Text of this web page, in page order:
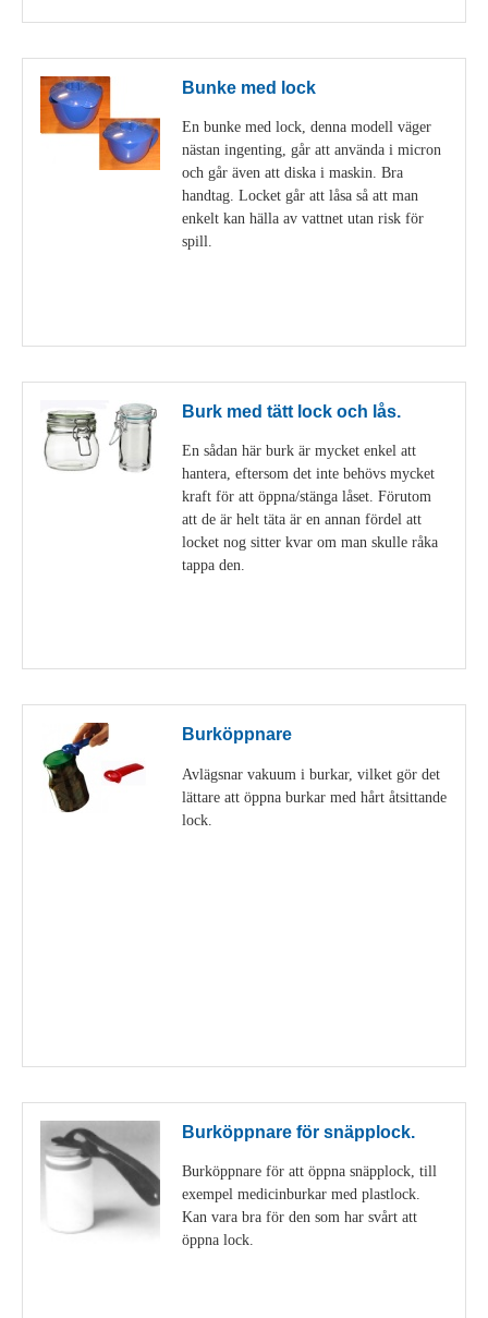
Bunke med lock
En bunke med lock, denna modell väger
nästan ingenting, går att använda i micron
och går även att diska i maskin. Bra
handtag. Locket går att låsa så att man
enkelt kan hälla av vattnet utan risk för
spill.
Burk med tätt lock och lås.
En sådan här burk är mycket enkel att
hantera, eftersom det inte behövs mycket
kraft för att öppna/stänga låset. Förutom
att de är helt täta är en annan fördel att
locket nog sitter kvar om man skulle råka
tappa den.
Burköppnare
Avlägsnar vakuum i burkar, vilket gör det
lättare att öppna burkar med hårt åtsittande
lock.
Burköppnare för snäpplock.
Burköppnare för att öppna snäpplock, till
exempel medicinburkar med plastlock.
Kan vara bra för den som har svårt att
öppna lock.